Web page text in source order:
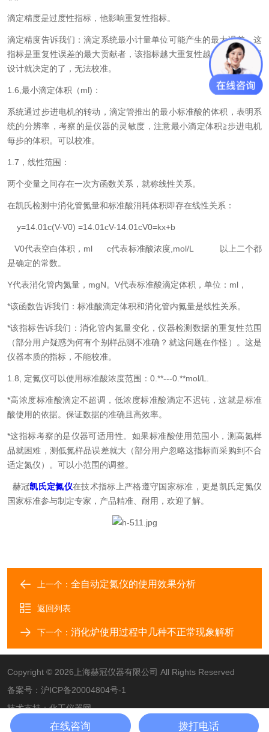
滴定精度是过度性指标，他影响重复性指标。
滴定精度告诉我们：滴定系统最小计量单位可能产生的最大误差。这
指标是重复性误差的最大贡献者，该指标越大重复性越差，这是仪器
设计就决定的了，无法校准。
1.6, 最小滴定体积（ml) ：
系统通过步进电机的转动，滴定管推出的最小标准酸的体积，表明系
统的分辨率，考察的是仪器的灵敏度，注意最小滴定体积≧步进电机
每步的体积。可以校准。
1.7 ，线性范围：
两个变量之间存在一次方函数关系，就称线性关系。
在凯氏检测中消化管氮量和标准酸消耗体积即存在线性关系：
y=14.01c(V-V0) =14.01cV-14.01cV0=kx+b
V0代表空白体积， ml c代表标准酸浓度,mol/L
以上二个都
是确定的常数。
Y代表消化管内氮量， mgN。 V代表标准酸滴定体积，单位： ml ，
*该函数告诉我们：标准酸滴定体积和消化管内氮量是线性关系。
*该指标告诉我们：消化管内氮量变化，仪器检测数据的重复性范围
（部分用户疑惑为何有个别样品测不准确？就这问题在作怪）。这是
仪器本质的指标，不能校准。
1.8, 定氮仪可以使用标准酸浓度范围： 0.**---0.**mol/L.
*高浓度标准酸滴定不超调，低浓度标准酸滴定不迟钝，这就是标准
酸使用的依据。保证数据的准确且高效率。
*这指标考察的是仪器可适用性。如果标准酸使用范围小，测高氮样
品就困难，测低氮样品误差就大（部分用户忽略这指标而采购到不合
适定氮仪）。可以小范围的调整。
赫冠凯氏定氮仪在技术指标上严格遵守国家标准，更是凯氏定氮仪
国家标准参与制定专家，产品精准、耐用，欢迎了解。
上一个： 全自动定氮仪的使用效果分析
返回列表
下一个： 消化炉使用过程中几种不正常现象解析
Copyright © 2026上海赫冠仪器有限公司 All Rights Reserved
备案号： 沪ICP备20004804号-1
技术支持：化工仪器网
管理登录
sitemap.xml
在线咨询 拨打电话